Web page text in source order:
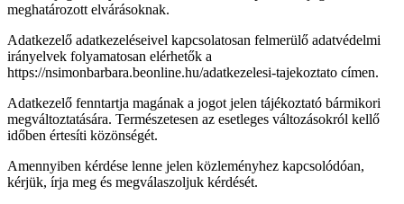
meghatározott elvárásoknak.
Adatkezelő adatkezeléseivel kapcsolatosan felmerülő adatvédelmi
irányelvek folyamatosan elérhetők a
https://nsimonbarbara.beonline.hu/adatkezelesi-tajekoztato címen.
Adatkezelő fenntartja magának a jogot jelen tájékoztató bármikori
megváltoztatására. Természetesen az esetleges változásokról kellő
időben értesíti közönségét.
Amennyiben kérdése lenne jelen közleményhez kapcsolódóan,
kérjük, írja meg és megválaszoljuk kérdését.